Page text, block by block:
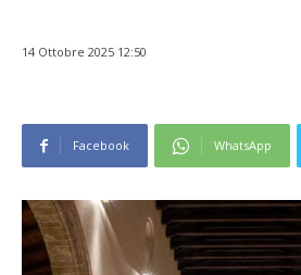
14 Ottobre 2025 12:50
Facebook WhatsApp